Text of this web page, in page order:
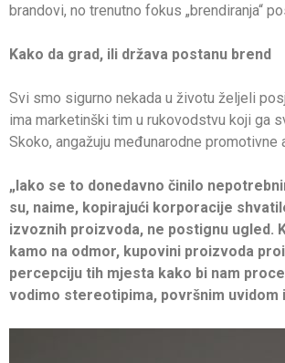
brandovi, no trenutno fokus „brendiranja“
Kako da grad, ili država postanu brend
Svi smo sigurno nekada u životu željeli
ima marketinški tim u rukovodstvu koji ga
Skoko, angažuju međunarodne
„Iako se to donedavno činilo
su, naime, kopirajući korporacije
izvoznih proizvoda, ne postignu ugled.
kamo na odmor, kupovini proizvoda
percepciju tih mjesta kako bi nam
vodimo stereotipima, površnim uvidom